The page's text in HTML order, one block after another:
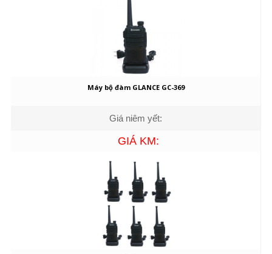
Máy bộ đàm GLANCE GC-369
Giá niêm yết:
GIÁ KM: